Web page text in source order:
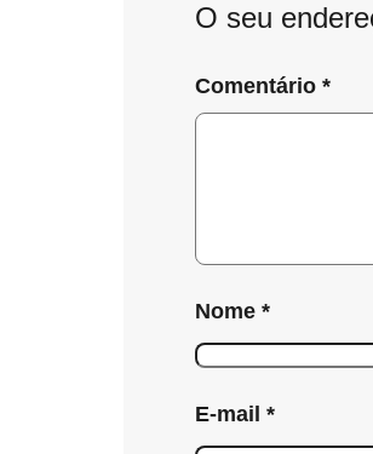
O seu
Comentário*
Nome*
E-mail*